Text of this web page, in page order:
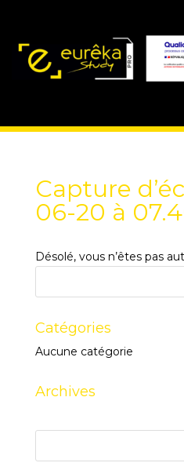
Capture
06-20 à
Désolé, vous n’êtes pas
Catégories
Aucune catégorie
Archives